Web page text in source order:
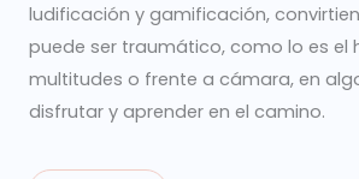
ludificación y gamificación,
puede ser traumático, como lo es el
multitudes o frente a cámara, en
disfrutar y aprender en el camino.